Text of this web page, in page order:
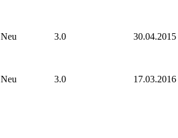
Neu 3.0 30.04.2015
Neu 3.0 17.03.2016